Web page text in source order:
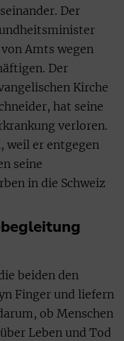
Der
Amts wegen
Der
Kirche
hat seine
verloren.
weil er entgegen
seine
in die Schweiz
beiden den
Finger und liefern
ob Menschen
Leben und Tod